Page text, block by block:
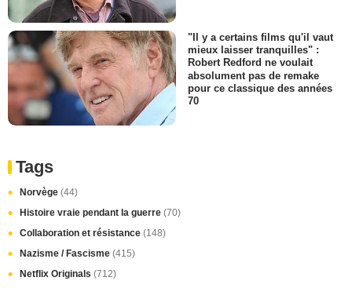
"Il y a certains films qu'il vaut
mieux laisser tranquilles" :
Robert Redford ne voulait
absolument pas de remake
pour ce classique des années
70
Tags
Norvège (44)
Histoire vraie pendant la guerre (70)
Collaboration et résistance (148)
Nazisme / Fascisme (415)
Netflix Originals (712)